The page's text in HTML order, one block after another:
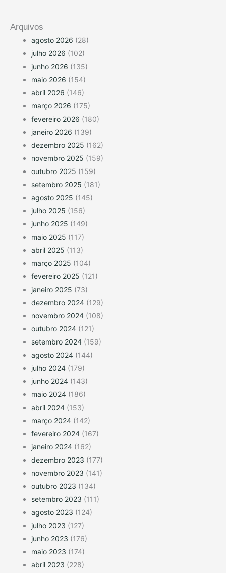
Arquivos
agosto 2026 (28)
julho 2026 (102)
junho 2026 (135)
maio 2026 (154)
abril 2026 (146)
março 2026 (175)
fevereiro 2026 (180)
janeiro 2026 (139)
dezembro 2025 (162)
novembro 2025 (159)
outubro 2025 (159)
setembro 2025 (181)
agosto 2025 (145)
julho 2025 (156)
junho 2025 (149)
maio 2025 (117)
abril 2025 (113)
março 2025 (104)
fevereiro 2025 (121)
janeiro 2025 (73)
dezembro 2024 (129)
novembro 2024 (108)
outubro 2024 (121)
setembro 2024 (159)
agosto 2024 (144)
julho 2024 (179)
junho 2024 (143)
maio 2024 (186)
abril 2024 (153)
março 2024 (142)
fevereiro 2024 (167)
janeiro 2024 (162)
dezembro 2023 (177)
novembro 2023 (141)
outubro 2023 (134)
setembro 2023 (111)
agosto 2023 (124)
julho 2023 (127)
junho 2023 (176)
maio 2023 (174)
abril 2023 (228)